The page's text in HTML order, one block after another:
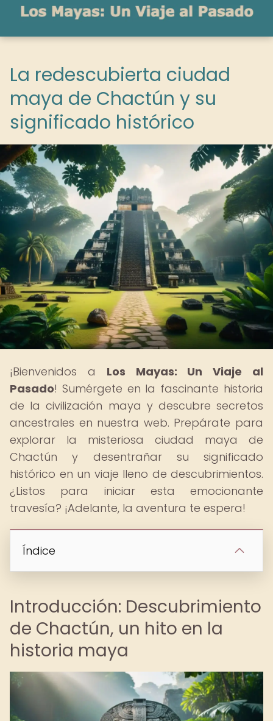
La redescubierta ciudad
maya de Chactún y su
significado histórico
¡Bienvenidos a Los Mayas: Un Viaje al
Pasado! Sumérgete en la fascinante historia
de la civilización maya y descubre secretos
ancestrales en nuestra web. Prepárate para
explorar la misteriosa ciudad maya de
Chactún y desentrañar su significado
histórico en un viaje lleno de descubrimientos.
¿Listos para iniciar esta emocionante
travesía? ¡Adelante, la aventura te espera!
Índice
Introducción: Descubrimiento
de Chactún, un hito en la
historia maya